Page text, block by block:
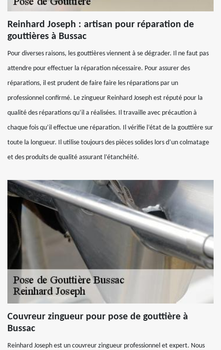
Reinhard Joseph : artisan pour réparation de
gouttières à Bussac
Pour diverses raisons, les gouttières viennent à se dégrader. Il ne faut pas
attendre pour effectuer la réparation nécessaire. Pour assurer des
réparations, il est prudent de faire faire les réparations par un
professionnel confirmé. Le zingueur Reinhard Joseph est réputé pour la
qualité des réparations qu’il a réalisées. Il travaille avec précaution à
chaque fois qu’il effectue une réparation. Il vérifie l’état de la gouttière sur
toute la longueur. Il utilise toujours des pièces solides lors d’un colmatage
et des produits de qualité assurant l’étanchéité.
Couvreur zingueur pour pose de gouttière à
Bussac
Reinhard Joseph est un couvreur zingueur professionnel et expert. Nous